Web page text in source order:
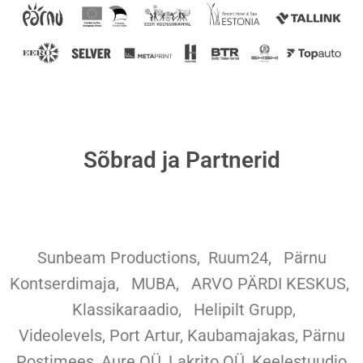
Sõbrad ja Partnerid
Sunbeam Productions, Ruum24, Pärnu
Kontserdimaja, MUBA, ARVO PÄRDI KESKUS,
Klassikaraadio, Helipilt Grupp,
Videolevels, Port Artur, Kaubamajakas, Pärnu